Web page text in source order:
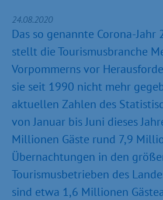
24.08.2020
Das so genannte Corona-
stellt die Tourismusbranche
Vorpommerns vor
sie seit 1990 nicht mehr
aktuellen Zahlen des
von Januar bis Juni dieses
Millionen Gäste rund 7,9
Übernachtungen in den
Tourismusbetrieben des
sind etwa 1,6 Millionen